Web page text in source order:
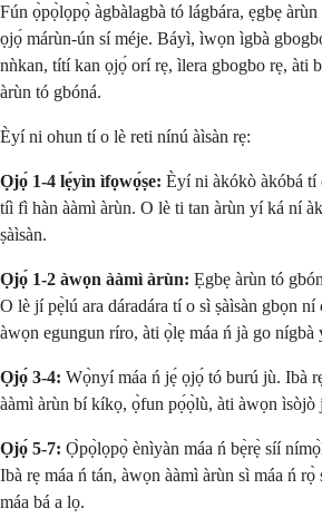
Fún ọ̀pọ̀lọpọ̀ àgbàlagbà tó lágbára, ẹgbẹ
ọjọ́ márùn-ún sí méje. Báyì, ìwọn ìgbà
nǹkan, títí kan ọjọ́ orí rẹ, ìlera gbogbo rẹ, àti
àrùn tó gbóná.
Èyí ni ohun tí o lè reti nínú àìsàn rẹ:
Ọjọ́ 1-4 lẹ́yìn ìfọwọ́ṣe: Èyí ni àkókò àkóbá tí
tíì fì hàn ààmì àrùn. O lè ti tan àrùn yí ká ní
ṣàìsàn.
Ọjọ́ 1-2 àwọn ààmì àrùn: Ẹgbẹ àrùn tó
O lè jí pẹ̀lú ara dáradára tí o sì ṣàìsàn gbọn
àwọn egungun ríro, àti ọ̀lẹ máa ń jà go nígbà
Ọjọ́ 3-4: Wọ̀nyí máa ń jẹ́ ọjọ́ tó burú jù. Ibà
ààmì àrùn bí kíkọ, ọ̀fun pọ́ọ̀lù, àti àwọn ìsòjò
Ọjọ́ 5-7: Ọ̀pọ̀lọpọ̀ ènìyàn máa ń bẹ̀rẹ̀ síí
Ibà rẹ máa ń tán, àwọn ààmì àrùn sì máa ń
máa bá a lọ.